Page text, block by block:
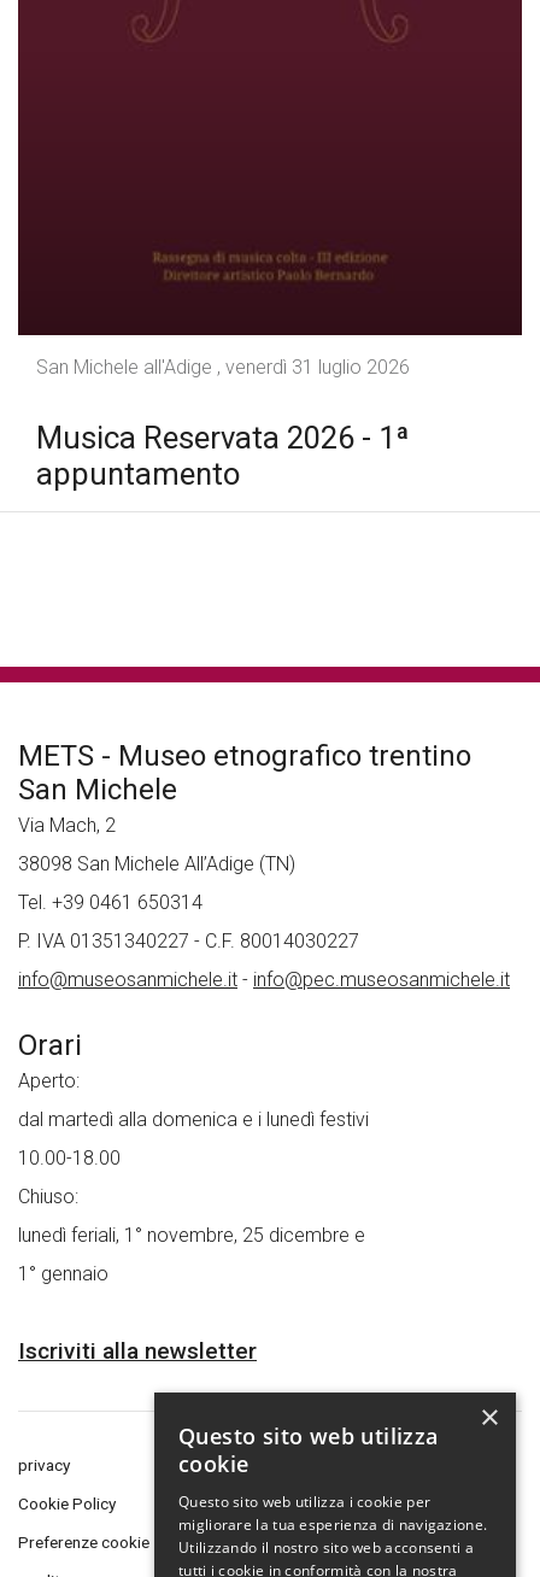
Musica Reservata 2026 - 1ª
appuntamento
San Michele all'Adige , venerdì 31 luglio 2026
METS - Museo etnografico trentino
San Michele
Via Mach, 2
38098 San Michele All’Adige (TN)
Tel. +39 0461 650314
P. IVA 01351340227 - C.F. 80014030227
info@museosanmichele.it - info@pec.museosanmichele.it
Orari
Aperto:
dal martedì alla domenica e i lunedì festivi
10.00-18.00
Chiuso:
lunedì feriali, 1° novembre, 25 dicembre e
1° gennaio
Iscriviti alla newsletter
privacy
Cookie Policy
Preferenze cookie
×
Questo sito web utilizza
cookie
Questo sito web utilizza i cookie per
migliorare la tua esperienza di navigazione.
Utilizzando il nostro sito web acconsenti a
tutti i cookie in conformità con la nostra